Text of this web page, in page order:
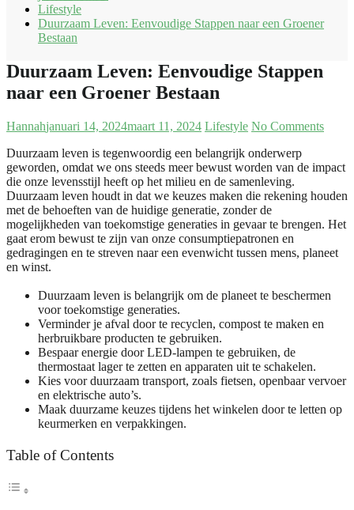
Lifestyle
Duurzaam Leven: Eenvoudige Stappen naar een Groener
Bestaan
Duurzaam Leven: Eenvoudige Stappen
naar een Groener Bestaan
Hannahjanuari 14, 2024maart 11, 2024 Lifestyle No Comments
Duurzaam leven is tegenwoordig een belangrijk onderwerp
geworden, omdat we ons steeds meer bewust worden van de impact
die onze levensstijl heeft op het milieu en de samenleving.
Duurzaam leven houdt in dat we keuzes maken die rekening houden
met de behoeften van de huidige generatie, zonder de
mogelijkheden van toekomstige generaties in gevaar te brengen. Het
gaat erom bewust te zijn van onze consumptiepatronen en
gedragingen en te streven naar een evenwicht tussen mens, planeet
en winst.
Duurzaam leven is belangrijk om de planeet te beschermen
voor toekomstige generaties.
Verminder je afval door te recyclen, compost te maken en
herbruikbare producten te gebruiken.
Bespaar energie door LED-lampen te gebruiken, de
thermostaat lager te zetten en apparaten uit te schakelen.
Kies voor duurzaam transport, zoals fietsen, openbaar vervoer
en elektrische auto’s.
Maak duurzame keuzes tijdens het winkelen door te letten op
keurmerken en verpakkingen.
Table of Contents